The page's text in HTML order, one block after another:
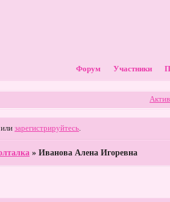
Форум Участники
илизарегистрируйтесь
»Иванова Алена Игоревна